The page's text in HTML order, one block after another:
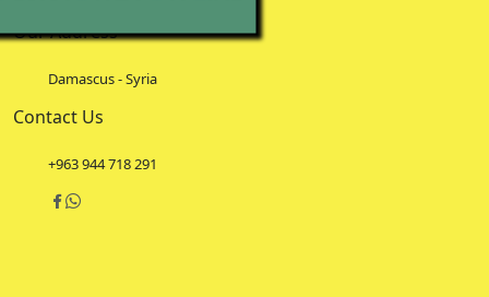
Our Address
Damascus - Syria
Contact Us
+963 944 718 291